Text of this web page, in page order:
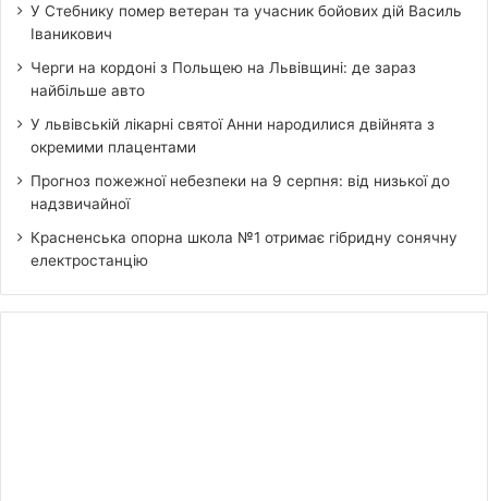
У Стебнику помер ветеран та учасник бойових дій Василь
Іваникович
Черги на кордоні з Польщею на Львівщині: де зараз
найбільше авто
У львівській лікарні святої Анни народилися двійнята з
окремими плацентами
Прогноз пожежної небезпеки на 9 серпня: від низької до
надзвичайної
Красненська опорна школа №1 отримає гібридну сонячну
електростанцію